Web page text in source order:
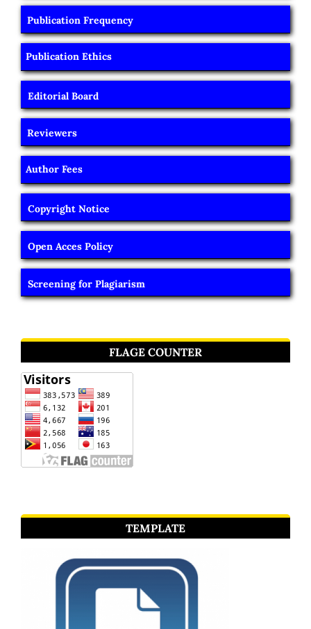
Publication Frequency
Publication Ethics
Editorial Board
Reviewers
Author Fees
Copyright Notice
Open Acces Policy
Screening for Plagiarism
FLAGE COUNTER
TEMPLATE